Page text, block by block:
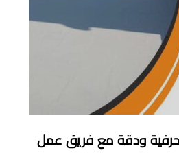
ودقة مع فريق عمل